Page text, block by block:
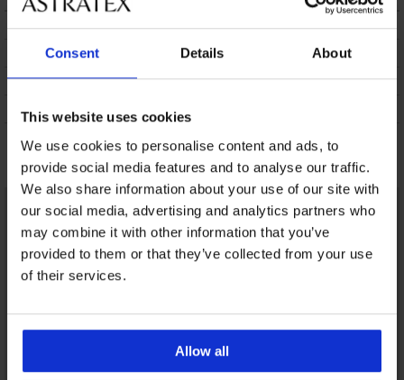
Consent Details About
This website uses cookies
We use cookies to personalise content and ads, to
provide social media features and to analyse our traffic.
We also share information about your use of our site with
our social media, advertising and analytics partners who
may combine it with other information that you’ve
provided to them or that they’ve collected from your use
of their services.
Allow all
OPIS
DOSTAWA I PŁATNOŚĆ
WYMIANA
CZYSZCZENIE I PRANIE
Może Ci się spodobać